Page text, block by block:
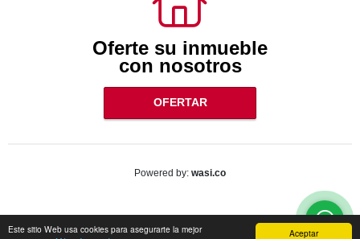
Aceptar
Este sitio Web usa cookies para asegurarte la mejor
Oferte su inmueble
con nosotros
OFERTAR
Powered by: wasi.co